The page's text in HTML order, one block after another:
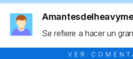
Se refiere a hacer un
VER